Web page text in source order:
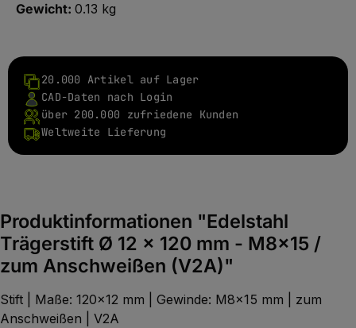
Gewicht: 0.13 kg
20.000 Artikel auf Lager
CAD-Daten nach Login
über 200.000 zufriedene Kunden
Weltweite Lieferung
Produktinformationen "Edelstahl
Trägerstift Ø 12 x 120 mm - M8x15 /
zum Anschweißen (V2A)"
Stift | Maße: 120x12 mm | Gewinde: M8x15 mm | zum
Anschweißen | V2A